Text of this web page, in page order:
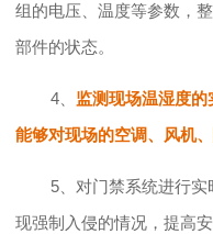
组的电压、温度等参数，
部件的状态。
4、 监测现场温湿度的
能够对现场的空调、风机
5、对门禁系统进行
现强制入侵的情况，提高